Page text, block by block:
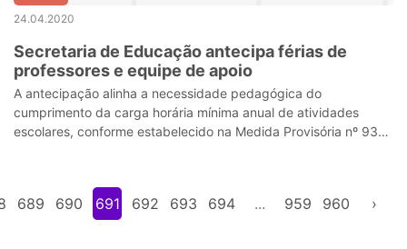
24.04.2020
Secretaria de Educação antecipa férias de
professores e equipe de apoio
A antecipação alinha a necessidade pedagógica do
cumprimento da carga horária mínima anual de atividades
escolares, conforme estabelecido na Medida Provisória nº 934,
689 690 691 692 693 694 ... 959 960 ›